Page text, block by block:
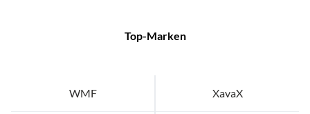
Top-Marken
WMF XavaX